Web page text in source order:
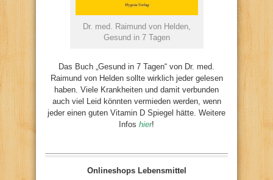
Dr. med. Raimund von Helden,
Gesund in 7 Tagen
Das Buch „Gesund in 7 Tagen“ von Dr. med.
Raimund von Helden sollte wirklich jeder gelesen
haben. Viele Krankheiten und damit verbunden
auch viel Leid könnten vermieden werden, wenn
jeder einen guten Vitamin D Spiegel hätte. Weitere
Infos hier!
Onlineshops Lebensmittel